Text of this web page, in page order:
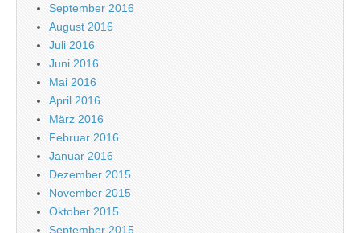
September 2016
August 2016
Juli 2016
Juni 2016
Mai 2016
April 2016
März 2016
Februar 2016
Januar 2016
Dezember 2015
November 2015
Oktober 2015
September 2015